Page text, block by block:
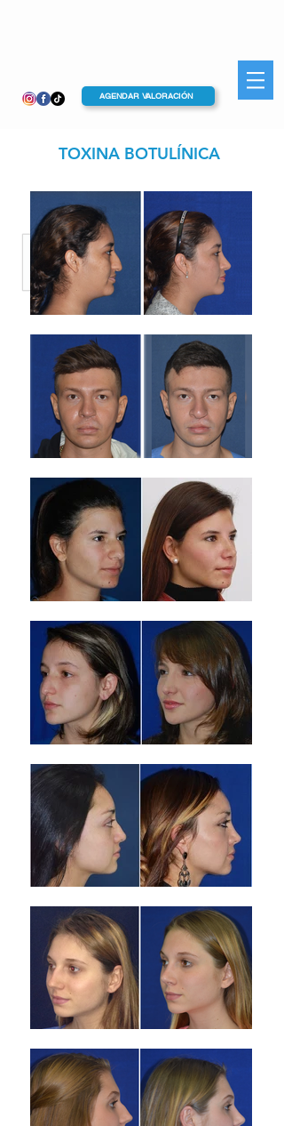
AGENDAR VALORACIÓN
TOXINA BOTULÍNICA